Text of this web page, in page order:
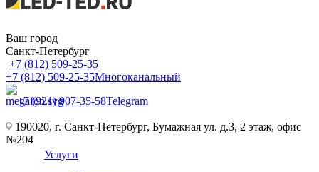
Ваш город
Санкт-Петербург
+7 (812) 509-25-35
+7 (812) 509-25-35Многоканальный
+7 (921) 907-35-58Telegram
190020, г. Санкт-Петербург, Бумажная ул. д.3, 2 этаж, офис
№204
Услуги